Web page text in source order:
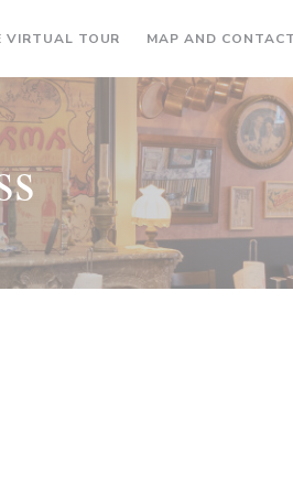
WINDOW))
VIRTUAL TOUR ((OPENS IN A NEW
MAP AND CONTACT